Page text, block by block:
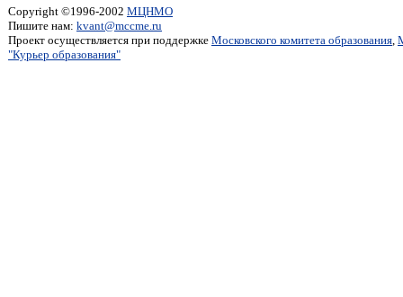
Copyright ©1996-2002 МЦНМО
Пишите нам: kvant@mccme.ru
Проект осуществляется при поддержке Московского комитета образования,
"Курьер образования"